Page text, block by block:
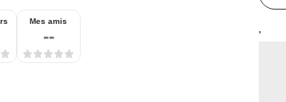
Mes amis
-- '